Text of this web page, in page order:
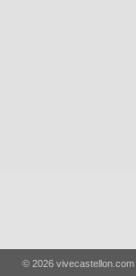
© 2026